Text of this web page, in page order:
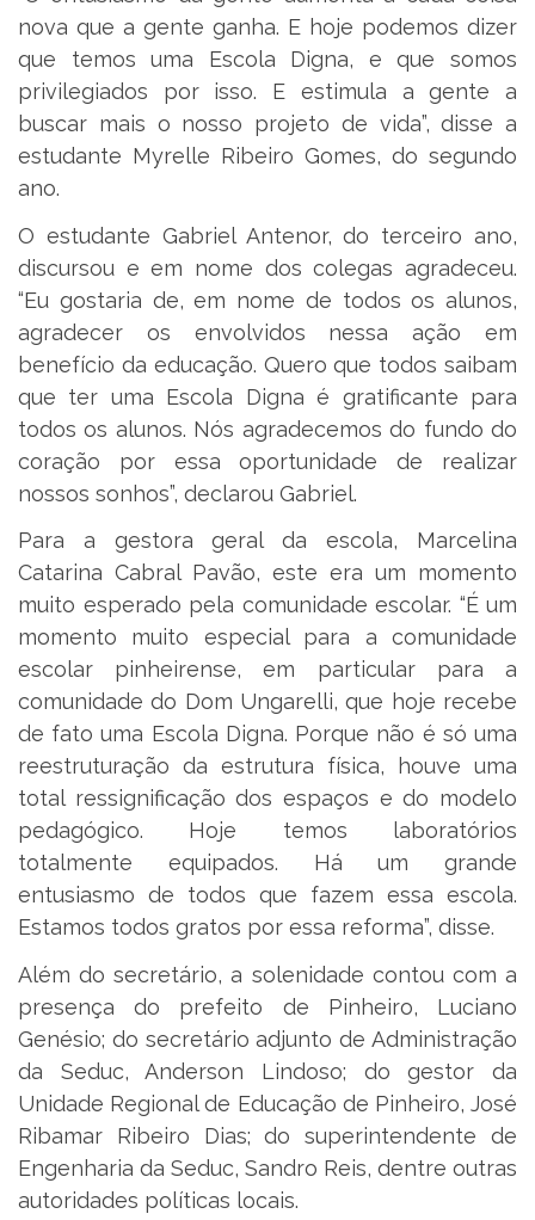
nova que a gente ganha. E hoje podemos dizer
que temos uma Escola Digna, e que somos
privilegiados por isso. E estimula a gente a
buscar mais o nosso projeto de vida”, disse a
estudante Myrelle Ribeiro Gomes, do segundo
ano.
O estudante Gabriel Antenor, do terceiro ano,
discursou e em nome dos colegas agradeceu.
“Eu gostaria de, em nome de todos os alunos,
agradecer os envolvidos nessa ação em
benefício da educação. Quero que todos saibam
que ter uma Escola Digna é gratificante para
todos os alunos. Nós agradecemos do fundo do
coração por essa oportunidade de realizar
nossos sonhos”, declarou Gabriel.
Para a gestora geral da escola, Marcelina
Catarina Cabral Pavão, este era um momento
muito esperado pela comunidade escolar. “É um
momento muito especial para a comunidade
escolar pinheirense, em particular para a
comunidade do Dom Ungarelli, que hoje recebe
de fato uma Escola Digna. Porque não é só uma
reestruturação da estrutura física, houve uma
total ressignificação dos espaços e do modelo
pedagógico. Hoje temos laboratórios
totalmente equipados. Há um grande
entusiasmo de todos que fazem essa escola.
Estamos todos gratos por essa reforma”, disse.
Além do secretário, a solenidade contou com a
presença do prefeito de Pinheiro, Luciano
Genésio; do secretário adjunto de Administração
da Seduc, Anderson Lindoso; do gestor da
Unidade Regional de Educação de Pinheiro, José
Ribamar Ribeiro Dias; do superintendente de
Engenharia da Seduc, Sandro Reis, dentre outras
autoridades políticas locais.